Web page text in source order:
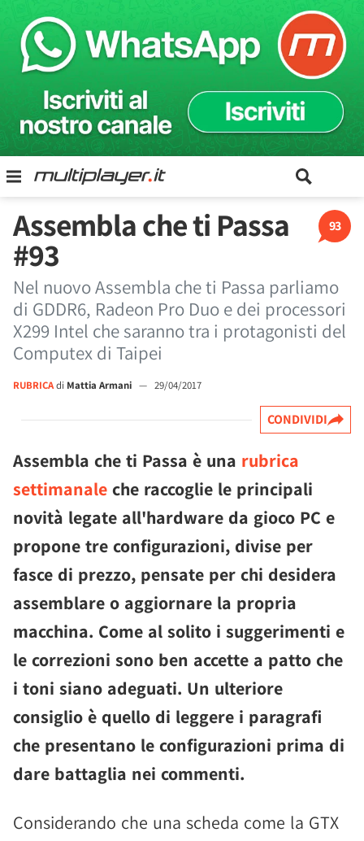
93
Assembla che ti Passa
#93
Nel nuovo Assembla che ti Passa parliamo
di GDDR6, Radeon Pro Duo e dei processori
X299 Intel che saranno tra i protagonisti del
Computex di Taipei
RUBRICAdi Mattia Armani — 29/04/2017
CONDIVIDI
Assembla che ti Passa è una rubrica
settimanale che raccoglie le principali
novità legate all'hardware da gioco PC e
propone tre configurazioni, divise per
fasce di prezzo, pensate per chi desidera
assemblare o aggiornare la propria
macchina. Come al solito i suggerimenti e
le correzioni sono ben accette a patto che
i toni siano adeguati. Un ulteriore
consiglio è quello di leggere i paragrafi
che presentano le configurazioni prima di
dare battaglia nei commenti.
Considerando che una scheda come la GTX